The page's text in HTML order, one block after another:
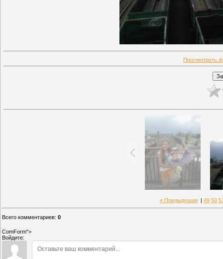
Просмотреть
« Предыдущая 49 50
Всего комментариев: 0
ComForm">
Войдите: